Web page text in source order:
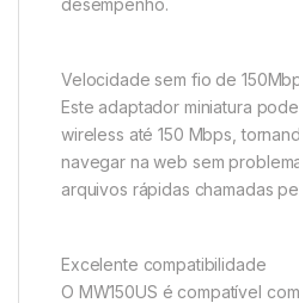
Velocidade sem fio de
Este adaptador miniatura
wireless até 150 Mbps,
navegar na web sem
arquivos rápidas chamadas
Excelente compatibilidade
O MW150US é compatível